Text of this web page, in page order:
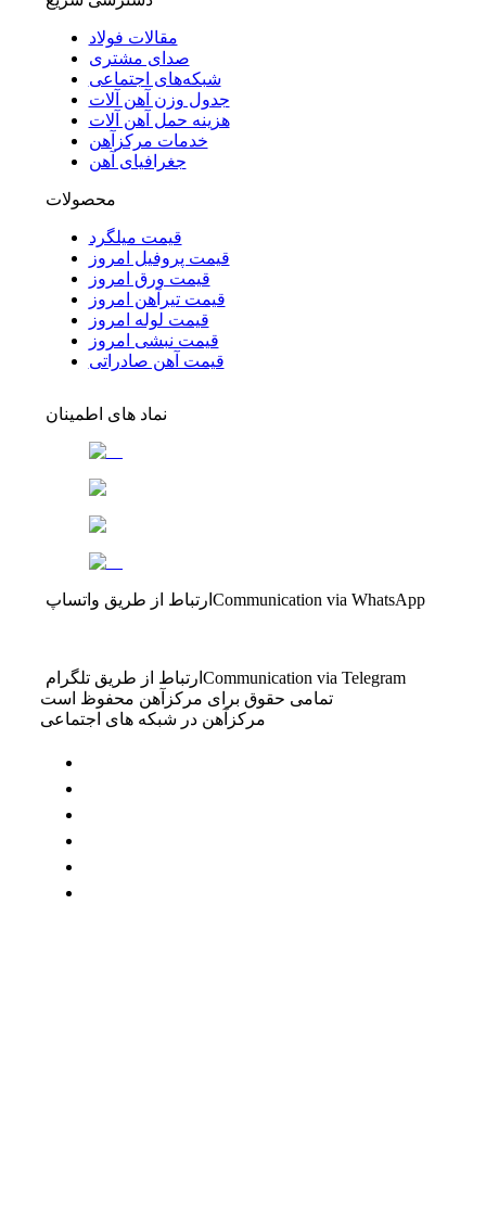
مقالات فولاد
صدای مشتری
شبکه‌های اجتماعی
جدول وزن آهن آلات
هزینه حمل آهن آلات
خدمات مرکزآهن
جغرافیای آهن
محصولات
قیمت میلگرد
قیمت پروفیل امروز
قیمت ورق امروز
قیمت تیرآهن امروز
قیمت لوله امروز
قیمت نبشی امروز
قیمت آهن صادراتی
نماد های اطمینان
ارتباط از طریق واتساپ Communication via WhatsApp
ارتباط از طریق تلگرام Communication via Telegram
تمامی حقوق برای مرکزآهن محفوظ است
مرکزآهن در شبکه های اجتماعی